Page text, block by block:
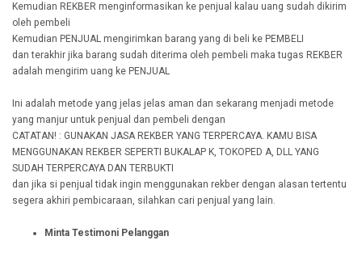
Kemudian REKBER menginformasikan ke penjual kalau uang sudah dikirim
oleh pembeli
Kemudian PENJUAL mengirimkan barang yang di beli ke PEMBELI
dan terakhir jika barang sudah diterima oleh pembeli maka tugas REKBER
adalah mengirim uang ke PENJUAL
Ini adalah metode yang jelas jelas aman dan sekarang menjadi metode
yang manjur untuk penjual dan pembeli dengan
CATATAN! : GUNAKAN JASA REKBER YANG TERPERCAYA. KAMU BISA
MENGGUNAKAN REKBER SEPERTI BUKALAP K, TOKOPED A, DLL YANG
SUDAH TERPERCAYA DAN TERBUKTI
dan jika si penjual tidak ingin menggunakan rekber dengan alasan tertentu
segera akhiri pembicaraan, silahkan cari penjual yang lain.
Minta Testimoni Pelanggan